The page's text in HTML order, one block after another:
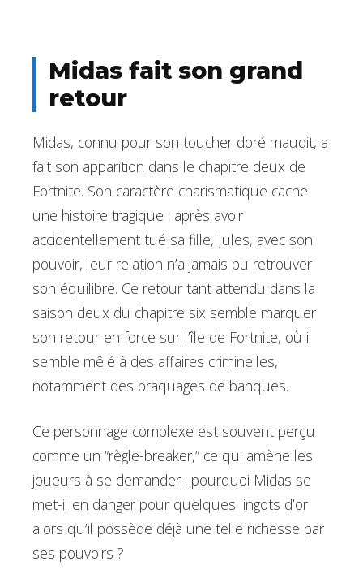
Midas fait son grand
retour
Midas, connu pour son toucher doré maudit, a
fait son apparition dans le chapitre deux de
Fortnite. Son caractère charismatique cache
une histoire tragique : après avoir
accidentellement tué sa fille, Jules, avec son
pouvoir, leur relation n’a jamais pu retrouver
son équilibre. Ce retour tant attendu dans la
saison deux du chapitre six semble marquer
son retour en force sur l’île de Fortnite, où il
semble mêlé à des affaires criminelles,
notamment des braquages de banques.
Ce personnage complexe est souvent perçu
comme un “règle-breaker,” ce qui amène les
joueurs à se demander : pourquoi Midas se
met-il en danger pour quelques lingots d’or
alors qu’il possède déjà une telle richesse par
ses pouvoirs ?